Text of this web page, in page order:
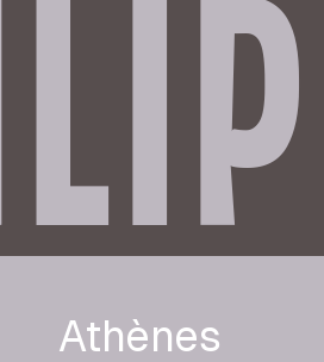
Athènes